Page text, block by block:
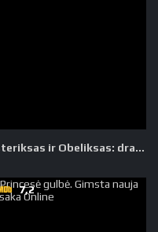
Asteriksas ir Obeliksas: drakonų imperija
7,2